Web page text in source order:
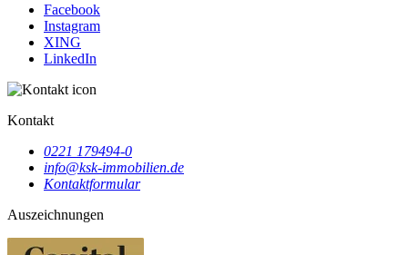
Facebook
Instagram
XING
LinkedIn
Kontakt
0221 179494-0
info@ksk-immobilien.de
Kontaktformular
Auszeichnungen